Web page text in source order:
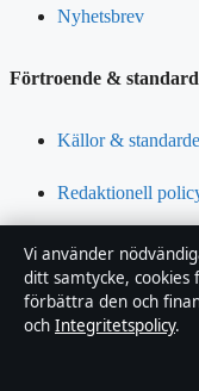
Nyhetsbrev
Förtroende &
Källor &
Redaktionell
Rättelsepolicy
Vi använder
ditt samtycke,
förbättra den och
och Integritetspolicy.